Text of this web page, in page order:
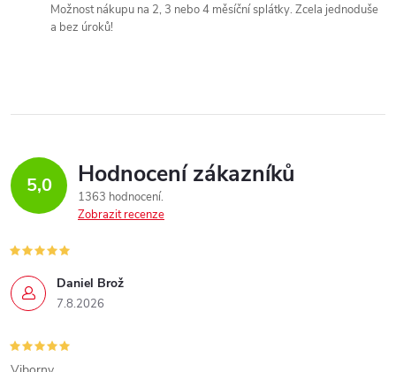
Možnost nákupu na 2, 3 nebo 4 měsíční splátky. Zcela jednoduše
a bez úroků!
5,0 Hodnocení zákazníků
1363 hodnocení
Zobrazit recenze
Daniel Brož
7.8.2026